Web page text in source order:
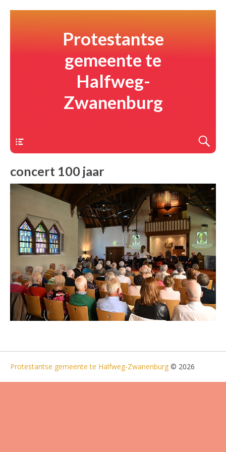
Protestantse
gemeente te
Halfweg-
Zwanenburg
concert 100 jaar
Protestantse gemeente te Halfweg-Zwanenburg © 2026